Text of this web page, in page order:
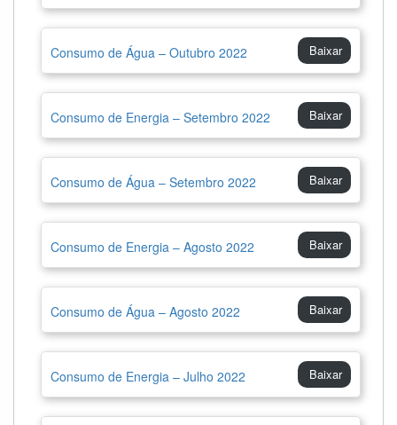
Consumo de Água – Outubro 2022 Baixar
Consumo de Energia – Setembro 2022 Baixar
Consumo de Água – Setembro 2022 Baixar
Consumo de Energia – Agosto 2022 Baixar
Consumo de Água – Agosto 2022 Baixar
Consumo de Energia – Julho 2022 Baixar